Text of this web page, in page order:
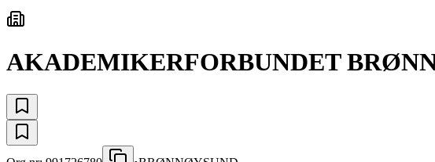
AKADEMIKERFORBUNDET